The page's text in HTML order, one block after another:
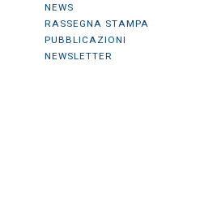
NEWS
RASSEGNA STAMPA
PUBBLICAZIONI
NEWSLETTER